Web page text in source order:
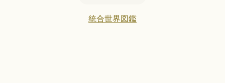
統合世界図鑑